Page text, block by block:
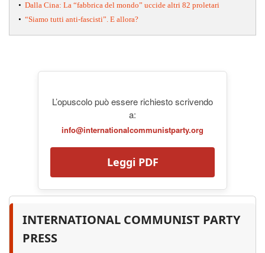
• Dalla Cina: La “fabbrica del mondo” uccide altri 82 proletari
• “Siamo tutti anti-fascisti”. E allora?
L’opuscolo può essere richiesto scrivendo
a:
info@internationalcommunistparty.org
Leggi PDF
INTERNATIONAL COMMUNIST PARTY
PRESS